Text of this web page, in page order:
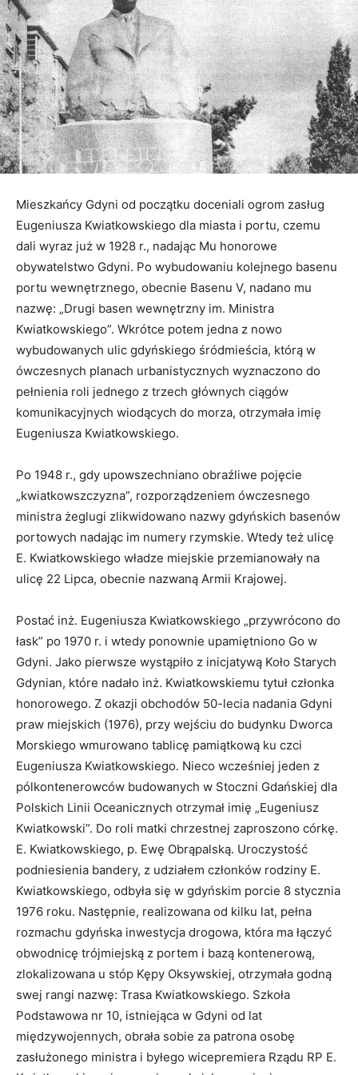
Mieszkańcy Gdyni od początku doceniali ogrom zasług
Eugeniusza Kwiatkowskiego dla miasta i portu, czemu
dali wyraz już w 1928 r., nadając Mu honorowe
obywatelstwo Gdyni. Po wybudowaniu kolejnego basenu
portu wewnętrznego, obecnie Basenu V, nadano mu
nazwę: „Drugi basen wewnętrzny im. Ministra
Kwiatkowskiego”. Wkrótce potem jedna z nowo
wybudowanych ulic gdyńskiego śródmieścia, którą w
ówczesnych planach urbanistycznych wyznaczono do
pełnienia roli jednego z trzech głównych ciągów
komunikacyjnych wiodących do morza, otrzymała imię
Eugeniusza Kwiatkowskiego.
Po 1948 r., gdy upowszechniano obraźliwe pojęcie
„kwiatkowszczyzna”, rozporządzeniem ówczesnego
ministra żeglugi zlikwidowano nazwy gdyńskich basenów
portowych nadając im numery rzymskie. Wtedy też ulicę
E. Kwiatkowskiego władze miejskie przemianowały na
ulicę 22 Lipca, obecnie nazwaną Armii Krajowej.
Postać inż. Eugeniusza Kwiatkowskiego „przywrócono do
łask” po 1970 r. i wtedy ponownie upamiętniono Go w
Gdyni. Jako pierwsze wystąpiło z inicjatywą Koło Starych
Gdynian, które nadało inż. Kwiatkowskiemu tytuł członka
honorowego. Z okazji obchodów 50-lecia nadania Gdyni
praw miejskich (1976), przy wejściu do budynku Dworca
Morskiego wmurowano tablicę pamiątkową ku czci
Eugeniusza Kwiatkowskiego. Nieco wcześniej jeden z
pólkontenerowców budowanych w Stoczni Gdańskiej dla
Polskich Linii Oceanicznych otrzymał imię „Eugeniusz
Kwiatkowski”. Do roli matki chrzestnej zaproszono córkę.
E. Kwiatkowskiego, p. Ewę Obrąpalską. Uroczystość
podniesienia bandery, z udziałem członków rodziny E.
Kwiatkowskiego, odbyła się w gdyńskim porcie 8 stycznia
1976 roku. Następnie, realizowana od kilku lat, pełna
rozmachu gdyńska inwestycja drogowa, która ma łączyć
obwodnicę trójmiejską z portem i bazą kontenerową,
zlokalizowana u stóp Kępy Oksywskiej, otrzymała godną
swej rangi nazwę: Trasa Kwiatkowskiego. Szkoła
Podstawowa nr 10, istniejąca w Gdyni od lat
międzywojennych, obrała sobie za patrona osobę
zasłużonego ministra i byłego wicepremiera Rządu RP E.